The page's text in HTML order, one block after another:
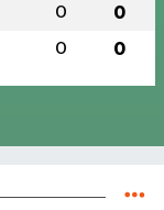
0 0
0 0